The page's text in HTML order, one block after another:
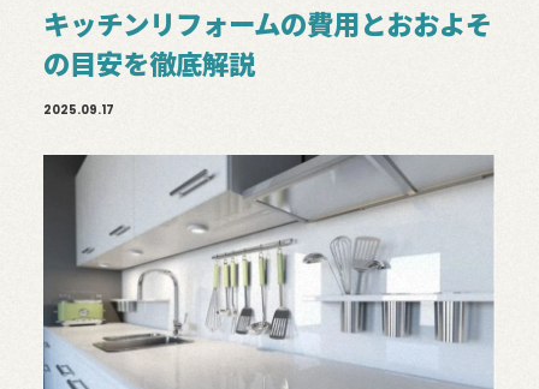
キッチンリフォームの費用とおおよそ
の目安を徹底解説
2025.09.17